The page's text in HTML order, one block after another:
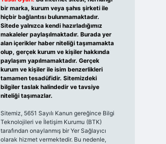
bir marka, kurum veya şahıs şirketi ile
hiçbir bağlantısı bulunmamaktadır.
Sitede yalnızca kendi hazırladığımız
makaleler paylaşılmaktadır. Burada yer
alan içerikler haber niteliği taşımamakta
olup, gerçek kurum ve kişiler hakkında
paylaşım yapılmamaktadır. Gerçek
kurum ve kişiler ile isim benzerlikleri
tamamen tesadüfidir. Sitemizdeki
bilgiler taslak halindedir ve tavsiye
niteliği taşımazlar.
Sitemiz, 5651 Sayılı Kanun gereğince Bilgi
Teknolojileri ve İletişim Kurumu (BTK)
tarafından onaylanmış bir Yer Sağlayıcı
olarak hizmet vermektedir. Bu nedenle,